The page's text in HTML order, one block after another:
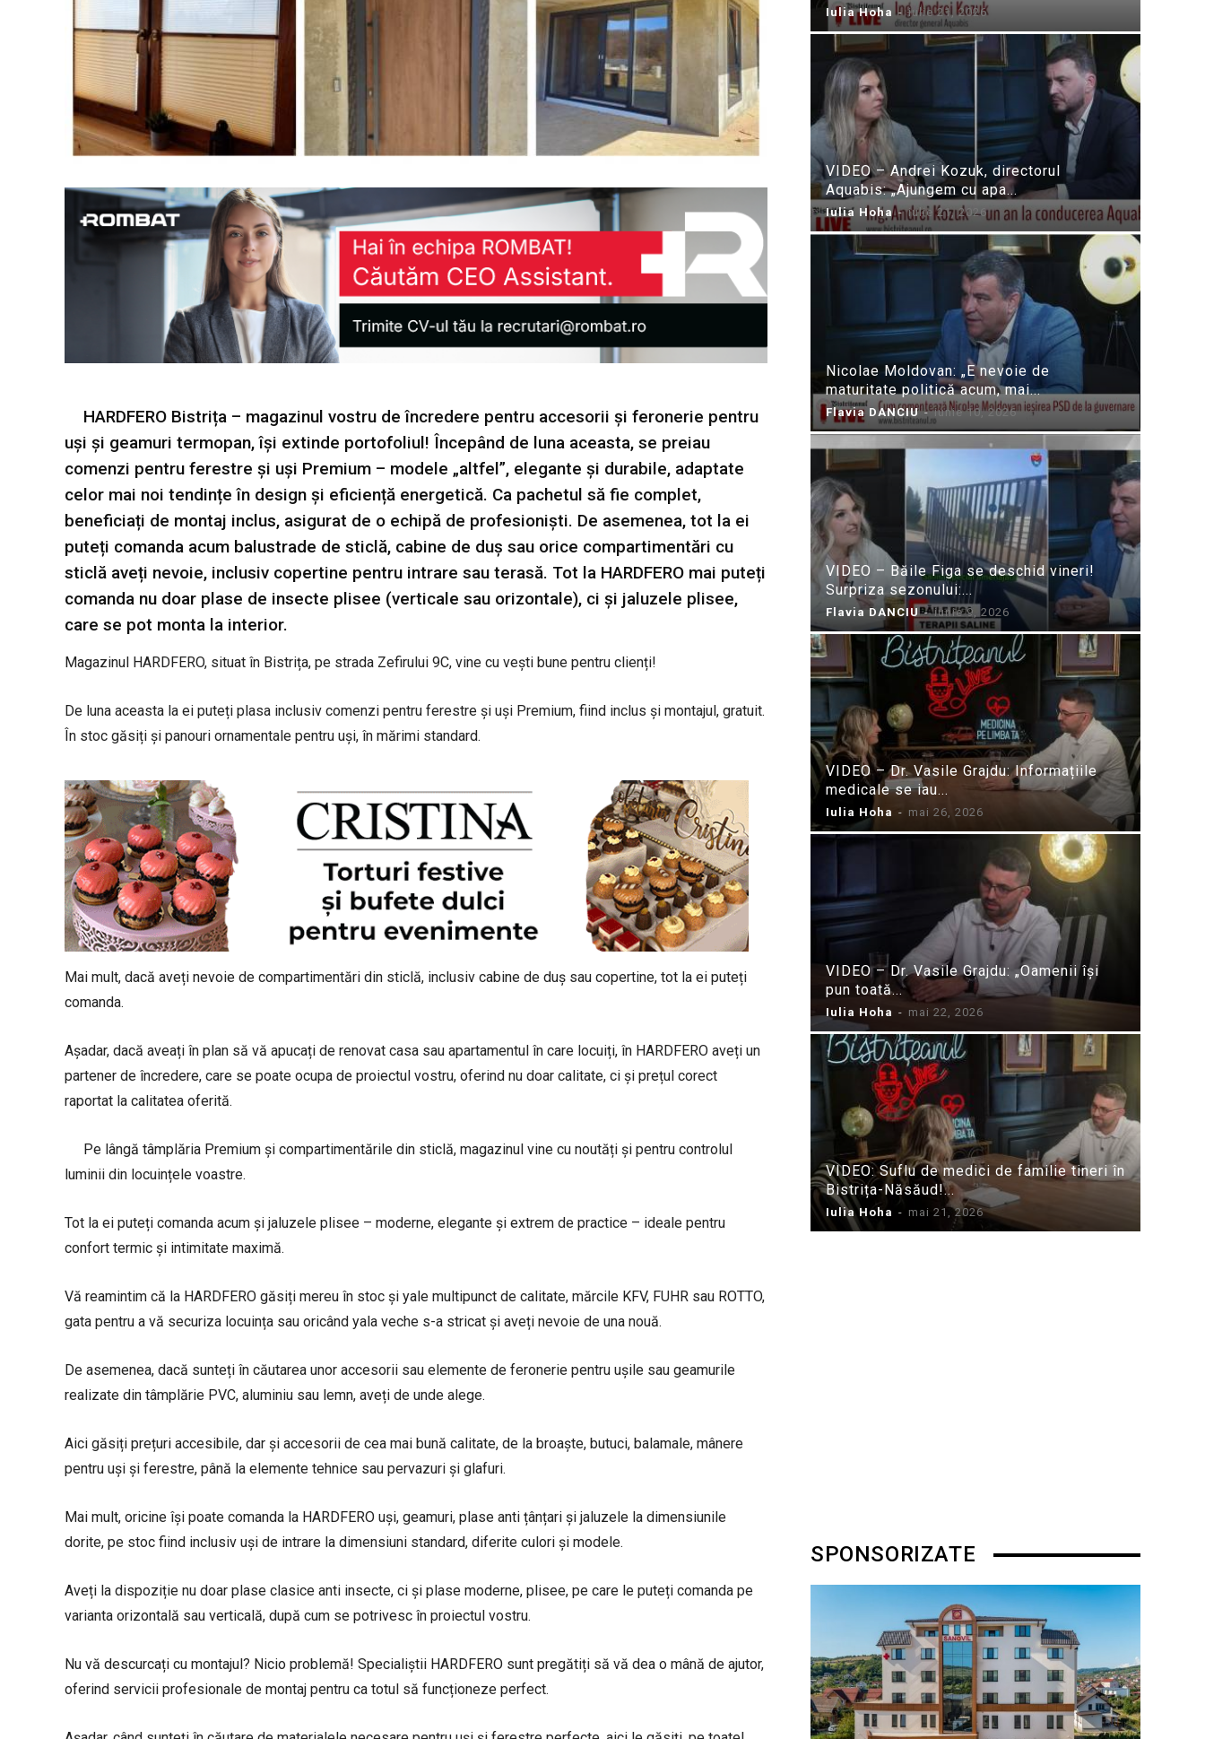
HARDFERO Bistrița – magazinul vostru de încredere pentru accesorii și feronerie pentru
uși și geamuri termopan, își extinde portofoliul! Începând de luna aceasta, se preiau
comenzi pentru ferestre și uși Premium – modele „altfel”, elegante și durabile, adaptate
celor mai noi tendințe în design și eficiență energetică. Ca pachetul să fie complet,
beneficiați de montaj inclus, asigurat de o echipă de profesioniști. De asemenea, tot la ei
puteți comanda acum balustrade de sticlă, cabine de duș sau orice compartimentări cu
sticlă aveți nevoie, inclusiv copertine pentru intrare sau terasă. Tot la HARDFERO mai puteți
comanda nu doar plase de insecte plisee (verticale sau orizontale), ci și jaluzele plisee,
care se pot monta la interior.
Magazinul HARDFERO, situat în Bistrița, pe strada Zefirului 9C, vine cu vești bune pentru clienți!
De luna aceasta la ei puteți plasa inclusiv comenzi pentru ferestre și uși Premium, fiind inclus și montajul, gratuit.
În stoc găsiți și panouri ornamentale pentru uși, în mărimi standard.
Mai mult, dacă aveți nevoie de compartimentări din sticlă, inclusiv cabine de duș sau copertine, tot la ei puteți
comanda.
Așadar, dacă aveați în plan să vă apucați de renovat casa sau apartamentul în care locuiți, în HARDFERO aveți un
partener de încredere, care se poate ocupa de proiectul vostru, oferind nu doar calitate, ci și prețul corect
raportat la calitatea oferită.
Pe lângă tâmplăria Premium și compartimentările din sticlă, magazinul vine cu noutăți și pentru controlul
luminii din locuințele voastre.
Tot la ei puteți comanda acum și jaluzele plisee – moderne, elegante și extrem de practice – ideale pentru
confort termic și intimitate maximă.
Vă reamintim că la HARDFERO găsiți mereu în stoc și yale multipunct de calitate, mărcile KFV, FUHR sau ROTTO,
gata pentru a vă securiza locuința sau oricând yala veche s-a stricat și aveți nevoie de una nouă.
​De asemenea, dacă sunteți în căutarea unor accesorii sau elemente de feronerie pentru ușile sau geamurile
realizate din tâmplărie PVC, aluminiu sau lemn, aveți de unde alege.
Aici găsiți prețuri accesibile, dar și accesorii de cea mai bună calitate, de la ​broaște, butuci, balamale, mânere
pentru uși și ferestre, până la elemente tehnice sau pervazuri și glafuri.
Mai mult, oricine își poate comanda la HARDFERO uși, geamuri, plase anti țânțari și jaluzele la dimensiunile
dorite, pe stoc fiind inclusiv uși de intrare la dimensiuni standard, diferite culori și modele.
Aveți la dispoziție nu doar plase clasice anti insecte, ci și plase moderne, plisee, pe care le puteți comanda pe
varianta orizontală sau verticală, după cum se potrivesc în proiectul vostru.
Nu vă descurcați cu montajul? Nicio problemă! Specialiștii HARDFERO sunt pregătiți să vă dea o mână de ajutor,
oferind servicii profesionale de montaj pentru ca totul să funcționeze perfect.
Iulia Hoha - iulie 21, 2026
VIDEO – Andrei Kozuk, directorul
Aquabis: „Ajungem cu apa...
Iulia Hoha - iulie 21, 2026
Nicolae Moldovan: „E nevoie de
maturitate politică acum, mai...
Flavia DANCIU - iunie 10, 2026
VIDEO – Băile Figa se deschid vineri!
Surpriza sezonului:...
Flavia DANCIU - iunie 9, 2026
VIDEO – Dr. Vasile Grajdu: Informațiile
medicale se iau...
Iulia Hoha - mai 26, 2026
VIDEO – Dr. Vasile Grajdu: „Oamenii își
pun toată...
Iulia Hoha - mai 22, 2026
VIDEO: Suflu de medici de familie tineri în
Bistrița-Năsăud!...
Iulia Hoha - mai 21, 2026
SPONSORIZATE